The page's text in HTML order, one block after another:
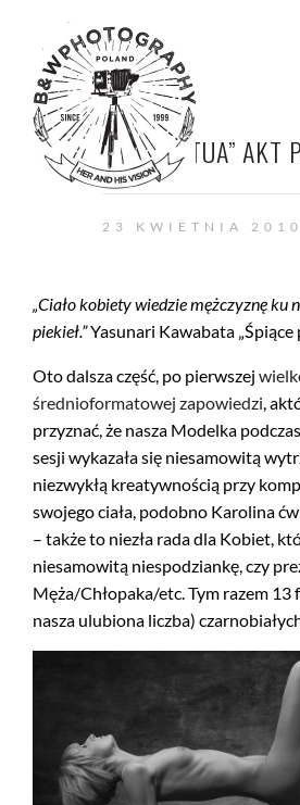
„TOTA TUA” AKT
23 KWIETNIA
„Ciało kobiety wiedzie mężczyznę ku
piekieł.”Yasunari Kawabata „Śpiące
Oto dalsza część, po pierwszej
średnioformatowej zapowiedzi,
przyznać, że nasza Modelka
sesji wykazała się niesamowitą
niezwykłą kreatywnością przy
swojego ciała, podobno Karolina
– także to niezła rada dla Kobiet,
niesamowitą niespodziankę, czy
Męża/Chłopaka/etc. Tym razem
nasza ulubiona liczba)